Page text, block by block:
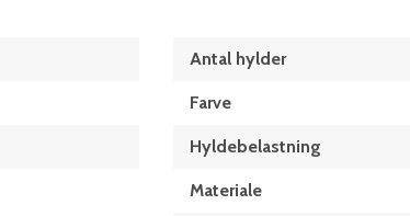
Antal hylder
Farve
Hyldebelastning
Materiale